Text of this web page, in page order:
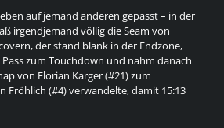
auf jemand anderen gepasst – in der
irgendjemand völlig die Seam von
der stand blank in der Endzone,
zum Touchdown und nahm danach
von Florian Karger (#21) zum
Fröhlich (#4) verwandelte, damit 15:13